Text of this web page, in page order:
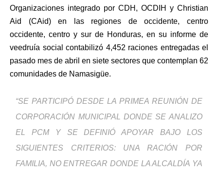
Organizaciones integrado por CDH, OCDIH y Christian
Aid (CAid) en las regiones de occidente, centro
occidente, centro y sur de Honduras, en su informe de
veedruía social contabilizó 4,452 raciones entregadas el
pasado mes de abril en siete sectores que contemplan 62
comunidades de Namasigüe.
“SE PARTICIPÓ DESDE LA PRIMEA REUNIÓN DE
CORPORACIÓN MUNICIPAL DONDE SE ANALIZO
EL PCM Y SE DEFINIÓ APOYAR BAJO LOS
SIGUIENTES CRITERIOS: UNA RACIÓN POR
FAMILIA, NO ENTREGAR DONDE LA ALCALDÍA YA